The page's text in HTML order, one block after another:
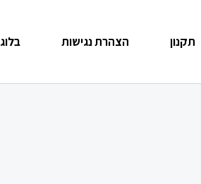
תקנון הצהרת נגישות בלוג